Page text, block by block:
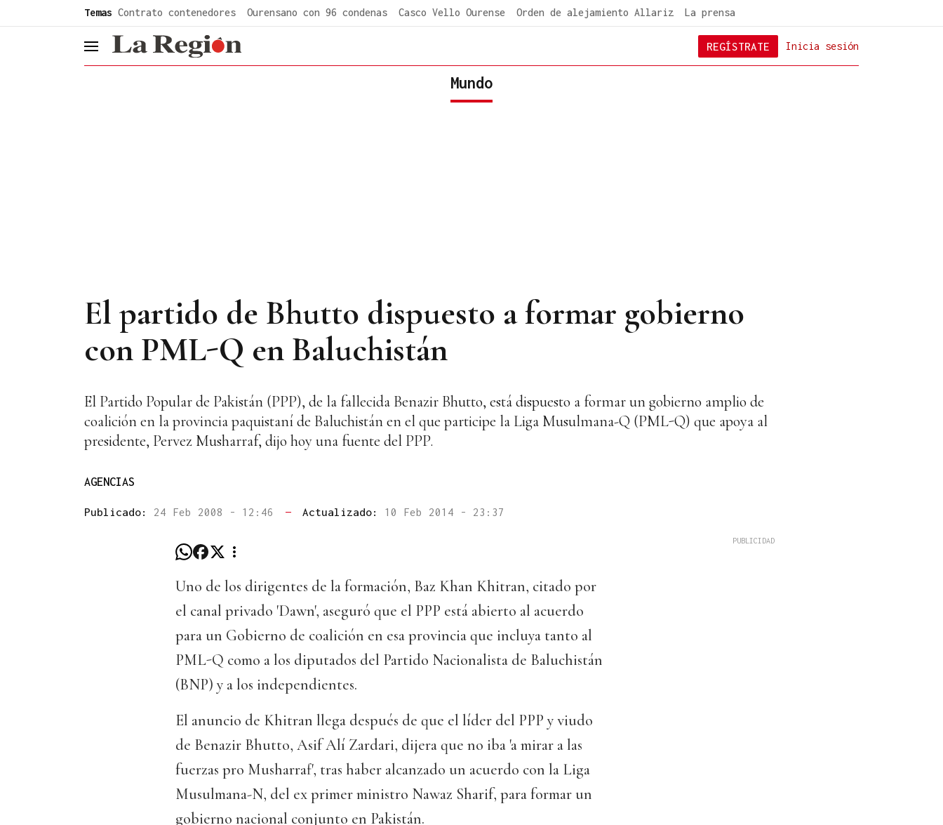
Temas Contrato contenedores Ourensano con 96 condenas Casco Vello Ourense Orden de alejamiento Allariz La prensa
header.menu.open Inicia sesión
REGÍSTRATE
Mundo
El partido de Bhutto dispuesto a formar gobierno
con PML-Q en Baluchistán
El Partido Popular de Pakistán (PPP), de la fallecida Benazir Bhutto, está dispuesto a formar un gobierno amplio de
coalición en la provincia paquistaní de Baluchistán en el que participe la Liga Musulmana-Q (PML-Q) que apoya al
presidente, Pervez Musharraf, dijo hoy una fuente del PPP.
AGENCIAS
Publicado: 24 Feb 2008 - 12:46 — Actualizado: 10 Feb 2014 - 23:37
Uno de los dirigentes de la formación, Baz Khan Khitran, citado por
el canal privado 'Dawn', aseguró que el PPP está abierto al acuerdo
para un Gobierno de coalición en esa provincia que incluya tanto al
PML-Q como a los diputados del Partido Nacionalista de Baluchistán
(BNP) y a los independientes.
El anuncio de Khitran llega después de que el líder del PPP y viudo
de Benazir Bhutto, Asif Alí Zardari, dijera que no iba 'a mirar a las
fuerzas pro Musharraf', tras haber alcanzado un acuerdo con la Liga
Musulmana-N, del ex primer ministro Nawaz Sharif, para formar un
gobierno nacional conjunto en Pakistán.